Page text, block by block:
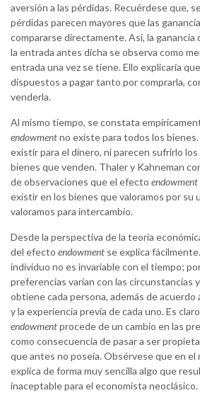
aversión a las pérdidas. Recuérdese que,
pérdidas parecen mayores que las
compararse directamente. Así, la ganancia
la entrada antes dicha se observa como
entrada una vez se tiene. Ello explicaría
dispuestos a pagar tanto por comprarla,
venderla.
Al mismo tiempo, se constata
endowmentno existe para todos los
existir para el dinero, ni parecen sufrirlo
bienes que venden. Thaler y Kahneman
de observaciones que el efecto endowment
existir en los bienes que valoramos por su
valoramos para intercambio.
Desde la perspectiva de la teoría
del efecto endowment se explica
individuo no es invariable con el tiempo;
preferencias varían con las circunstancias
obtiene cada persona, además de acuerdo
y la experiencia previa de cada uno. Es
endowmentprocede de un cambio en las
como consecuencia de pasar a ser
que antes no poseía. Obsérvese que en el
explica de forma muy sencilla algo que
inaceptable para el economista neoclásico.